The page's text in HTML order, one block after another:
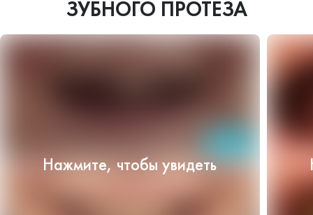
ЗУБНОГО ПРОТЕЗА